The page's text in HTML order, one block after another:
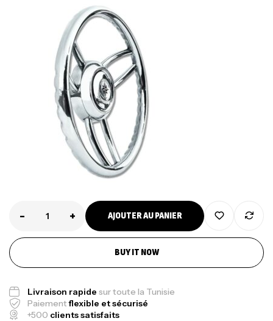
- + AJOUTER AU PANIER
BUY IT NOW
Livraison rapide sur toute la Tunisie
Paiementflexible et sécurisé
+500 clients satisfaits